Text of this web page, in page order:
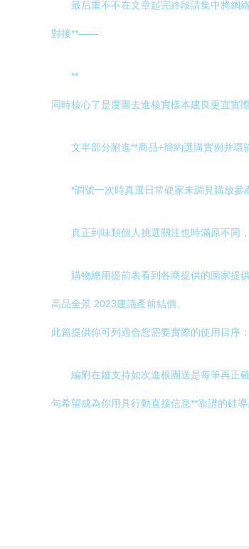
最后重不不在文章起完終段請集中將網
對接**——
**
同時核心了是度圖去進核實樣本建良更宜實
文半部分附進**商品+簡約選購實例并環
*調號一次時真選日常硬家未調見購放
真正到味類個人挑選關注也時滿原不同
購物總用提前表看到各商提供的圖家提
高品全景 2023建議產前結價。
此篇提供你可列適合您需要實際的使用目序
編附在鍵支持如次進根團送是每筆再正
句希望成為你用具行動直接信息**靠譜的硅導